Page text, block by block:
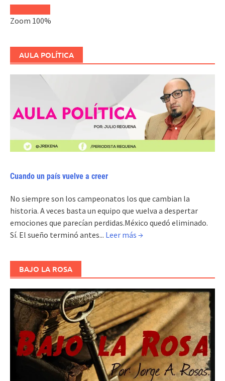
Zoom 100%
AULA POLÍTICA
Cuando un país vuelve a creer
No siempre son los campeonatos los que cambian la
historia. A veces basta un equipo que vuelva a despertar
emociones que parecían perdidas.México quedó eliminado.
Sí. El sueño terminó antes... Leer más →
BAJO LA ROSA